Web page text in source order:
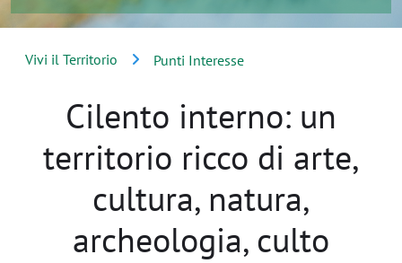
Vivi il Territorio Punti Interesse
Cilento interno: un
territorio ricco di arte,
cultura, natura,
archeologia, culto